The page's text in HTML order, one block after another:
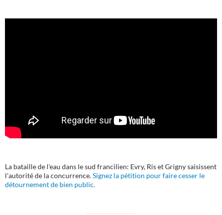
La bataille de l'eau dans le sud francilien: Evry, Ris et Grigny saisissent
l'autorité de la concurrence.Signez la pétition pour faire cesser le
détournement de bien public.